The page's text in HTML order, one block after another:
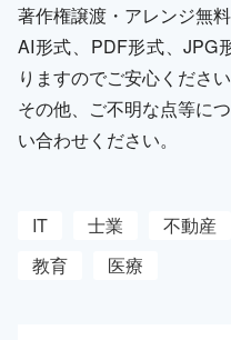
著作権譲渡・アレンジ無
AI形式、PDF形式、JPG
りますのでご安心ください
その他、ご不明な点等に
い合わせください。
IT 士業 不動産
教育
医療